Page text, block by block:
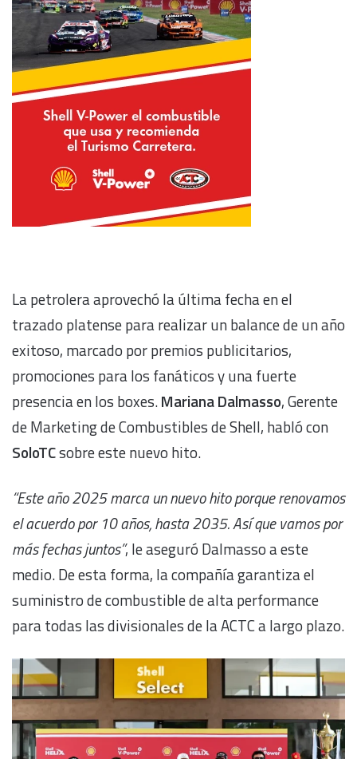
La petrolera aprovechó la última fecha en el
trazado platense para realizar un balance de un año
exitoso, marcado por premios publicitarios,
promociones para los fanáticos y una fuerte
presencia en los boxes.Mariana Dalmasso, Gerente
de Marketing de Combustibles de Shell, habló con
SoloTCsobre este nuevo hito.
“Este año 2025 marca un nuevo hito porque renovamos
el acuerdo por 10 años, hasta 2035. Así que vamos por
más fechas juntos”, le aseguró Dalmasso a este
medio. De esta forma, la compañía garantiza el
suministro de combustible de alta performance
para todas las divisionales de la ACTC a largo plazo.